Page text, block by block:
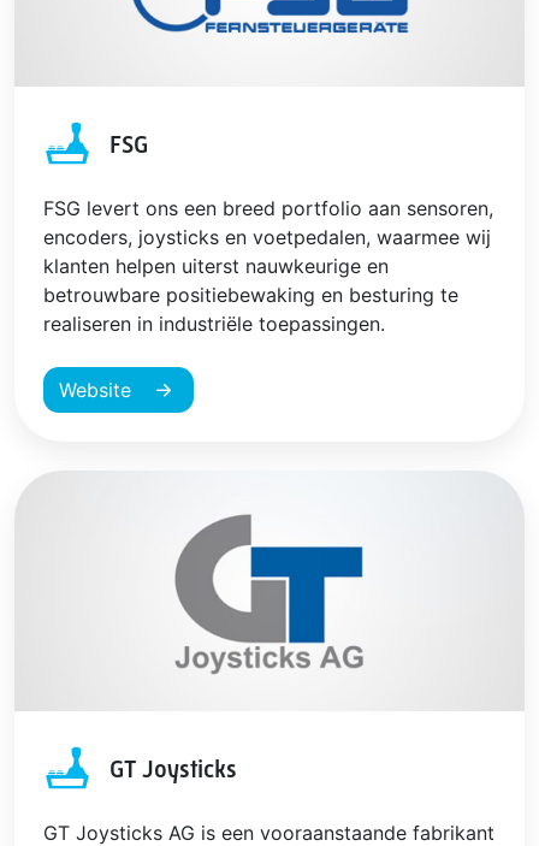
FSG
FSG levert ons een breed portfolio aan sensoren,
encoders, joysticks en voetpedalen, waarmee wij
klanten helpen uiterst nauwkeurige en
betrouwbare positiebewaking en besturing te
realiseren in industriële toepassingen.
Website
GT Joysticks
GT Joysticks AG is een vooraanstaande fabrikant